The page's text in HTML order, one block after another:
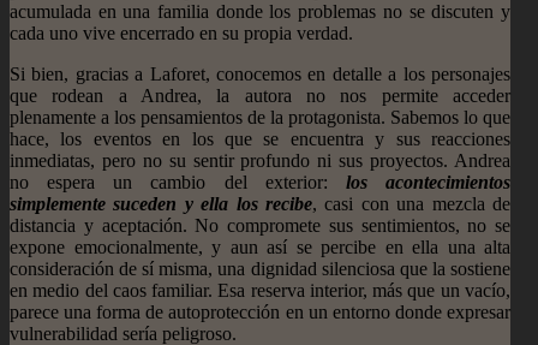
acumulada en una familia donde los problemas no se discuten y
cada uno vive encerrado en su propia verdad.
Si bien, gracias a Laforet, conocemos en detalle a los personajes
que rodean a Andrea, la autora no nos permite acceder
plenamente a los pensamientos de la protagonista. Sabemos lo que
hace, los eventos en los que se encuentra y sus reacciones
inmediatas, pero no su sentir profundo ni sus proyectos. Andrea
no espera un cambio del exterior: los acontecimientos
simplemente suceden y ella los recibe, casi con una mezcla de
distancia y aceptación. No compromete sus sentimientos, no se
expone emocionalmente, y aun así se percibe en ella una alta
consideración de sí misma, una dignidad silenciosa que la sostiene
en medio del caos familiar. Esa reserva interior, más que un vacío,
parece una forma de autoprotección en un entorno donde expresar
vulnerabilidad sería peligroso.